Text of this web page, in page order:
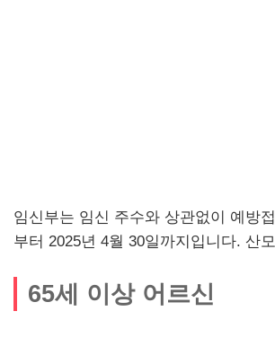
임신부는 임신 주수와 상관없이 예방
부터 2025년 4월 30일까지입니다. 산
65세 이상 어르신